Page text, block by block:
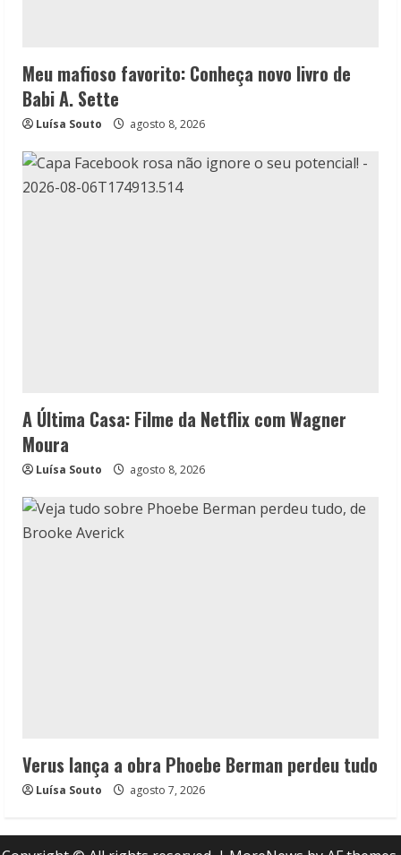
Meu mafioso favorito: Conheça novo livro de
Babi A. Sette
Luísa Souto agosto 8, 2026
A Última Casa: Filme da Netflix com Wagner
Moura
Luísa Souto agosto 8, 2026
Verus lança a obra Phoebe Berman perdeu tudo
Luísa Souto agosto 7, 2026